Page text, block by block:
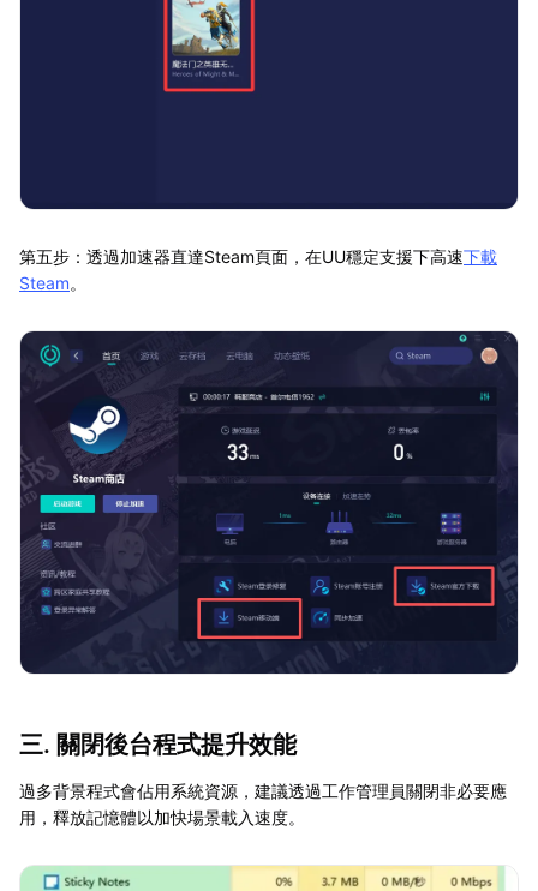
第五步：透過加速器直達Steam頁面，在UU穩定支援下高速下載
Steam。
三. 關閉後台程式提升效能
過多背景程式會佔用系統資源，建議透過工作管理員關閉非必要應
用，釋放記憶體以加快場景載入速度。